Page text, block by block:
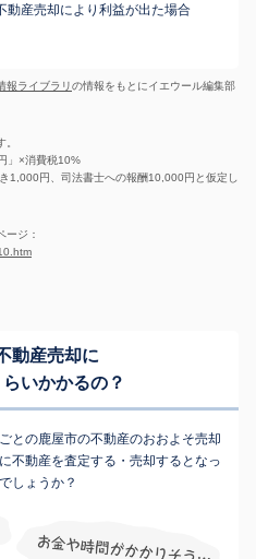
動産売却により利益が出た場合
報ライブラリの情報をもとにイエウール編集部
」×消費税10%
円、司法書士への報酬10,000円と仮定し
ージ：
動産売却に
いかかるの？
との鹿屋市の不動産のおおよそ売却
不動産を査定する・売却するとなっ
しょうか？